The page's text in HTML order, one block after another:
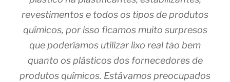
revestimentos e todos os tipos de produtos
químicos, por isso ficamos muito surpresos
que poderíamos utilizar lixo real tão bem
quanto os plásticos dos fornecedores de
produtos químicos. Estávamos preocupados